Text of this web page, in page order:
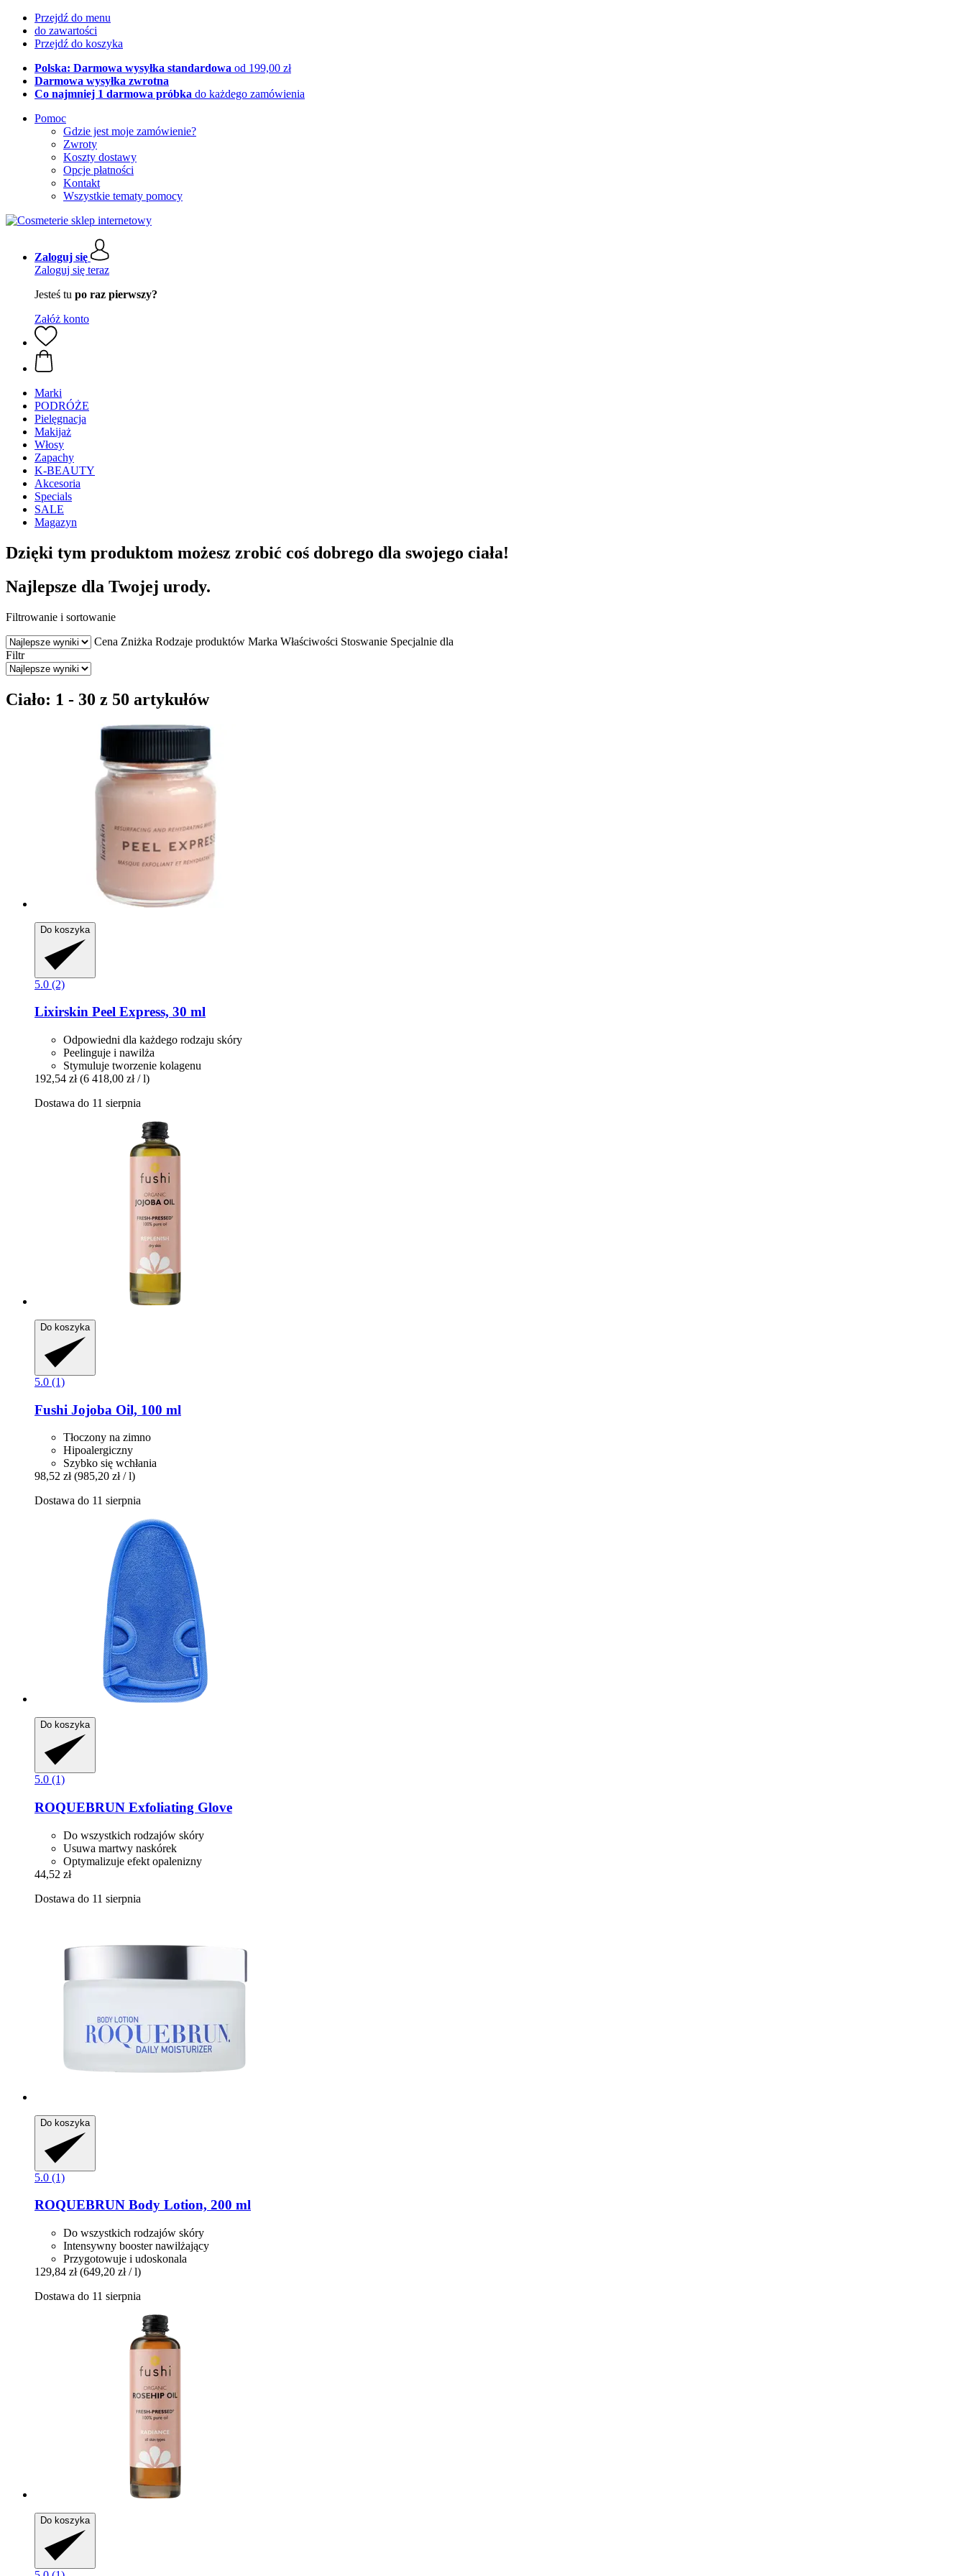
Przejdź do menu
do zawartości
Przejdź do koszyka
Polska: Darmowa wysyłka standardowa od 199,00 zł
Darmowa wysyłka zwrotna
Co najmniej 1 darmowa próbka do każdego zamówienia
Pomoc
Gdzie jest moje zamówienie?
Zwroty
Koszty dostawy
Opcje płatności
Kontakt
Wszystkie tematy pomocy
Zaloguj się
Zaloguj się teraz
Jesteś tu po raz pierwszy?
Załóż konto
Marki
PODRÓŻE
Pielęgnacja
Makijaż
Włosy
Zapachy
K-BEAUTY
Akcesoria
Specials
SALE
Magazyn
Dzięki tym produktom możesz zrobić coś dobrego dla swojego ciała!
Najlepsze dla Twojej urody.
Filtrowanie i sortowanie
Cena Zniżka Rodzaje produktów Marka Właściwości Stoswanie Specjalnie dla
Filtr
Ciało: 1 - 30 z 50 artykułów
Do koszyka
5.0 (2)
Lixirskin Peel Express, 30 ml
Odpowiedni dla każdego rodzaju skóry
Peelinguje i nawilża
Stymuluje tworzenie kolagenu
192,54 zł (6 418,00 zł / l)
Dostawa do 11 sierpnia
Do koszyka
5.0 (1)
Fushi Jojoba Oil, 100 ml
Tłoczony na zimno
Hipoalergiczny
Szybko się wchłania
98,52 zł (985,20 zł / l)
Dostawa do 11 sierpnia
Do koszyka
5.0 (1)
ROQUEBRUN Exfoliating Glove
Do wszystkich rodzajów skóry
Usuwa martwy naskórek
Optymalizuje efekt opalenizny
44,52 zł
Dostawa do 11 sierpnia
Do koszyka
5.0 (1)
ROQUEBRUN Body Lotion, 200 ml
Do wszystkich rodzajów skóry
Intensywny booster nawilżający
Przygotowuje i udoskonala
129,84 zł (649,20 zł / l)
Dostawa do 11 sierpnia
Do koszyka